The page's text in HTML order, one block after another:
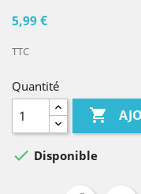
5,99 €
TTC
Quantité

 Disponible